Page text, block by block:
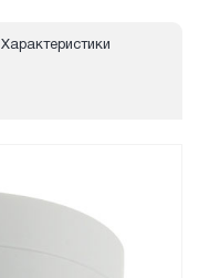
Характеристики